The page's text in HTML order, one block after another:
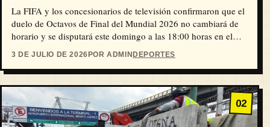
La FIFA y los concesionarios de televisión confirmaron que el
duelo de Octavos de Final del Mundial 2026 no cambiará de
horario y se disputará este domingo a las 18:00 horas en el
3 DE JULIO DE 2026POR ADMINDEPORTES
02